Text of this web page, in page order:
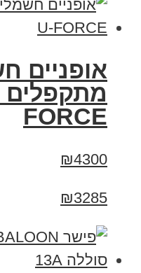
אופניים
FORCE
₪4300
₪3285